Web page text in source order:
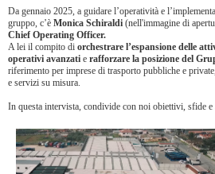
Da gennaio 2025, a guidare l’operatività e
gruppo, c’è Monica Schiraldi (nell'immagine di
Chief Operating Officer.
A lei il compito di orchestrare l’espansione delle
operativi avanzati e rafforzare la posizione del
riferimento per imprese di trasporto pubbliche e
e servizi su misura.
In questa intervista, condivide con noi obiettivi, sfide e